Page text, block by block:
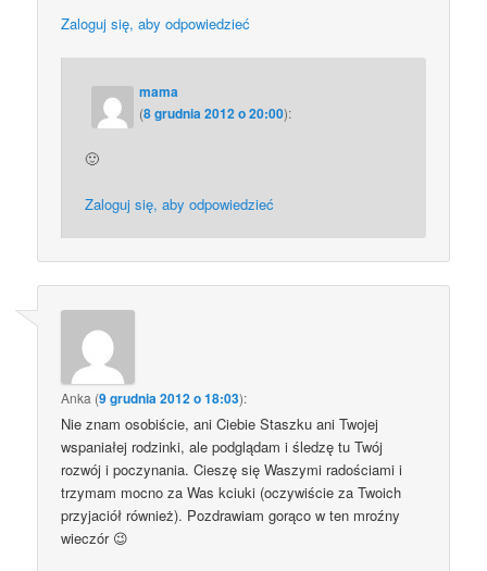
Zaloguj się, aby odpowiedzieć
mama
(8 grudnia 2012 o 20:00):
🙂
Zaloguj się, aby odpowiedzieć
Anka (9 grudnia 2012 o 18:03):
Nie znam osobiście, ani Ciebie Staszku ani Twojej
wspaniałej rodzinki, ale podglądam i śledzę tu Twój
rozwój i poczynania. Cieszę się Waszymi radościami i
trzymam mocno za Was kciuki (oczywiście za Twoich
przyjaciół również). Pozdrawiam gorąco w ten mroźny
wieczór 😉